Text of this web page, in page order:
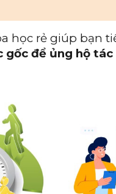
học rẻ giúp bạn
gốc để ủng hộ tác